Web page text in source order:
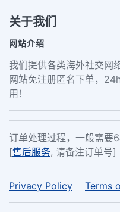
关于我们
网站介绍
我们提供各类海外社交网
网站免注册匿名下单，
用！
订单处理过程，一般需要
[售后服务, 请备注订单号]
Privacy Policy Terms